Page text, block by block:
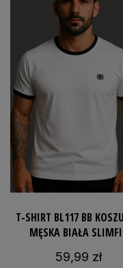
T-SHIRT BL117 BB
MĘSKA BIAŁA
59,99 zł